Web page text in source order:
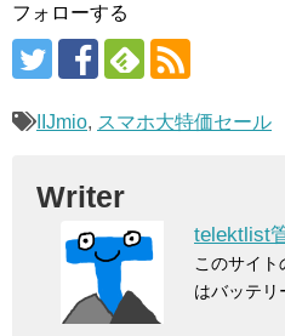
フォローする
IIJmio, スマホ大特価セール
Writer
telektlist
このサイト
はバッテリ